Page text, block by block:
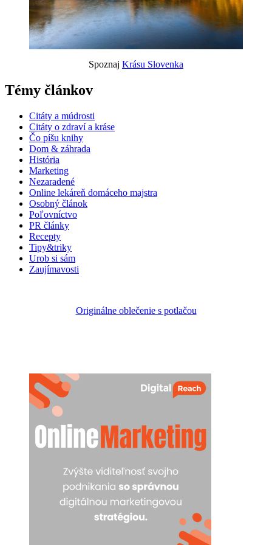
Spoznaj Krásu Slovenka
Témy článkov
Citáty a múdrosti
Citáty o zdraví a kráse
Čo píšu knihy
Dom & záhrada
História
Marketing
Nezaradené
Online lekáreň domáceho majstra
Osobný článok
Poľovníctvo
PR články
Recepty
Tipy&triky
Urob si sám
Zaujímavosti
Originálne oblečenie s potlačou